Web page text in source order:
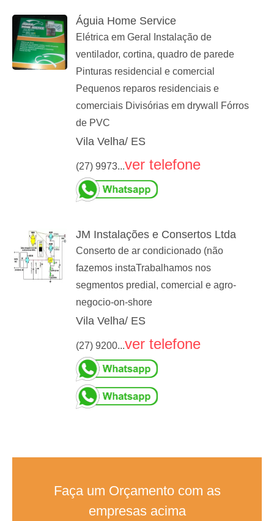
Águia Home Service
Elétrica em Geral Instalação de
ventilador, cortina, quadro de parede
Pinturas residencial e comercial
Pequenos reparos residenciais e
comerciais Divisórias em drywall Fórros
de PVC
Vila Velha/ ES
(27) 9973...ver telefone
JM Instalações e Consertos Ltda
Conserto de ar condicionado (não
fazemos instaTrabalhamos nos
segmentos predial, comercial e agro-
negocio-on-shore
Vila Velha/ ES
(27) 9200...ver telefone
Faça um Orçamento com as
empresas acima